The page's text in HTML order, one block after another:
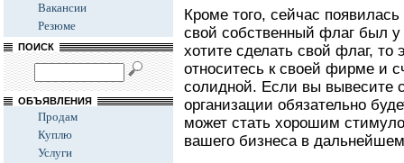
Вакансии
Резюме
ПОИСК
ОБЪЯВЛЕНИЯ
Продам
Куплю
Услуги
Кроме того, сейчас
свой собственный флаг был
хотите сделать свой флаг, то
относитесь к своей фирме и
солидной. Если вы вывесите
организации обязательно
может стать хорошим
вашего бизнеса в